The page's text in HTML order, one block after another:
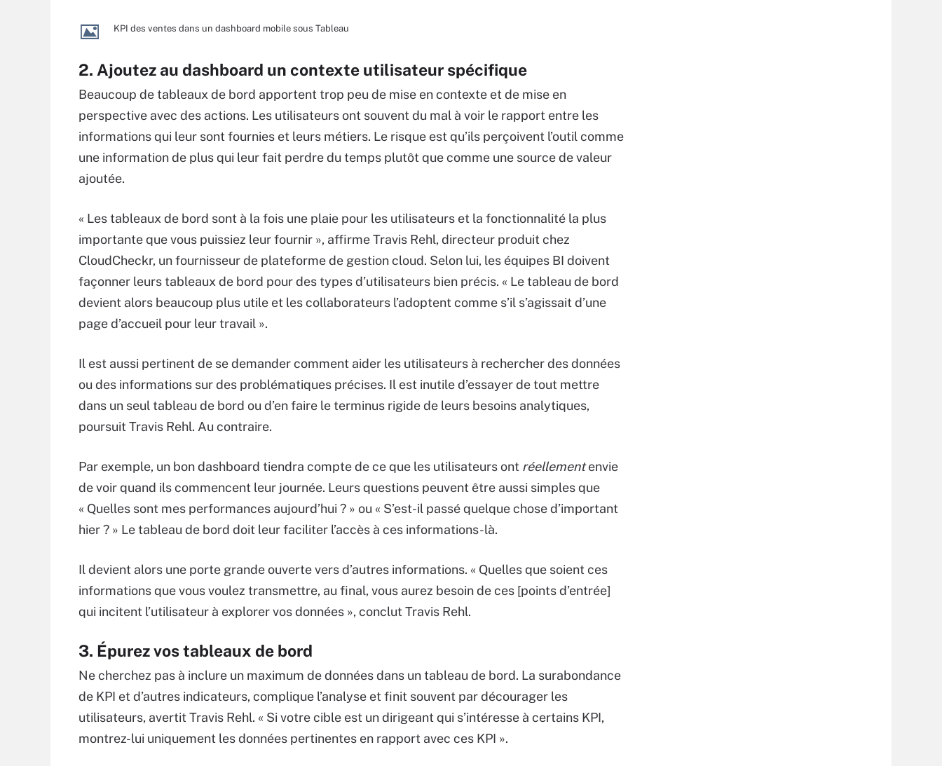
KPI des ventes dans un dashboard mobile sous Tableau
2. Ajoutez au dashboard un contexte utilisateur spécifique
Beaucoup de tableaux de bord apportent trop peu de mise en contexte et de mise en
perspective avec des actions. Les utilisateurs ont souvent du mal à voir le rapport entre les
informations qui leur sont fournies et leurs métiers. Le risque est qu’ils perçoivent l’outil comme
une information de plus qui leur fait perdre du temps plutôt que comme une source de valeur
ajoutée.
« Les tableaux de bord sont à la fois une plaie pour les utilisateurs et la fonctionnalité la plus
importante que vous puissiez leur fournir », affirme Travis Rehl, directeur produit chez
CloudCheckr, un fournisseur de plateforme de gestion cloud. Selon lui, les équipes BI doivent
façonner leurs tableaux de bord pour des types d’utilisateurs bien précis. « Le tableau de bord
devient alors beaucoup plus utile et les collaborateurs l’adoptent comme s’il s’agissait d’une
page d’accueil pour leur travail ».
Il est aussi pertinent de se demander comment aider les utilisateurs à rechercher des données
ou des informations sur des problématiques précises. Il est inutile d’essayer de tout mettre
dans un seul tableau de bord ou d’en faire le terminus rigide de leurs besoins analytiques,
poursuit Travis Rehl. Au contraire.
Par exemple, un bon dashboard tiendra compte de ce que les utilisateurs ont réellementenvie
de voir quand ils commencent leur journée. Leurs questions peuvent être aussi simples que
« Quelles sont mes performances aujourd’hui ? » ou « S’est-il passé quelque chose d’important
hier ? » Le tableau de bord doit leur faciliter l’accès à ces informations-là.
Il devient alors une porte grande ouverte vers d’autres informations. « Quelles que soient ces
informations que vous voulez transmettre, au final, vous aurez besoin de ces [points d’entrée]
qui incitent l’utilisateur à explorer vos données », conclut Travis Rehl.
3. Épurez vos tableaux de bord
Ne cherchez pas à inclure un maximum de données dans un tableau de bord. La surabondance
de KPI et d’autres indicateurs, complique l’analyse et finit souvent par décourager les
utilisateurs, avertit Travis Rehl. « Si votre cible est un dirigeant qui s’intéresse à certains KPI,
montrez-lui uniquement les données pertinentes en rapport avec ces KPI ».